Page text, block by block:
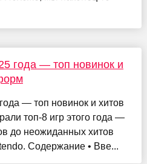
года — топ новинок и
— топ новинок и хитов
топ-8 игр этого года —
до неожиданных хитов
Содержание • Вве...